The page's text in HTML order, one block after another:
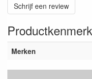
Schrijf een review
Merken